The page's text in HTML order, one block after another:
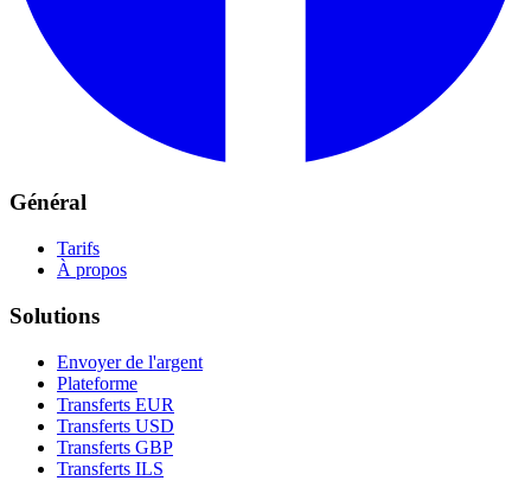
Général
Tarifs
À propos
Solutions
Envoyer de l'argent
Plateforme
Transferts EUR
Transferts USD
Transferts GBP
Transferts ILS